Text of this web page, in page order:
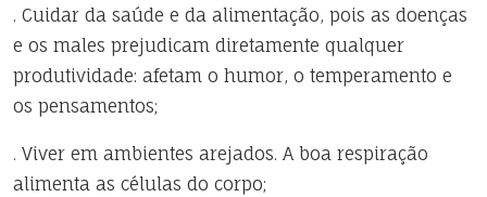
. Cuidar da saúde e da alimentação, pois as doenças
e os males prejudicam diretamente qualquer
produtividade: afetam o humor, o temperamento e
os pensamentos;
. Viver em ambientes arejados. A boa respiração
alimenta as células do corpo;